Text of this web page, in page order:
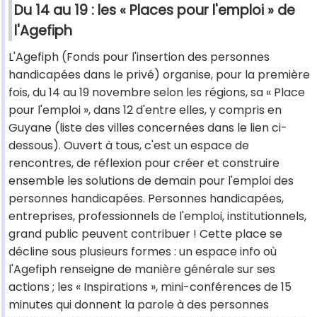
Du 14 au 19 : les « Places pour l'emploi » de
l'Agefiph
L'Agefiph (Fonds pour l'insertion des personnes
handicapées dans le privé) organise, pour la première
fois, du 14 au 19 novembre selon les régions, sa « Place
pour l'emploi », dans 12 d'entre elles, y compris en
Guyane (liste des villes concernées dans le lien ci-
dessous). Ouvert à tous, c'est un espace de
rencontres, de réflexion pour créer et construire
ensemble les solutions de demain pour l'emploi des
personnes handicapées. Personnes handicapées,
entreprises, professionnels de l'emploi, institutionnels,
grand public peuvent contribuer ! Cette place se
décline sous plusieurs formes : un espace info où
l'Agefiph renseigne de manière générale sur ses
actions ; les « Inspirations », mini-conférences de 15
minutes qui donnent la parole à des personnes